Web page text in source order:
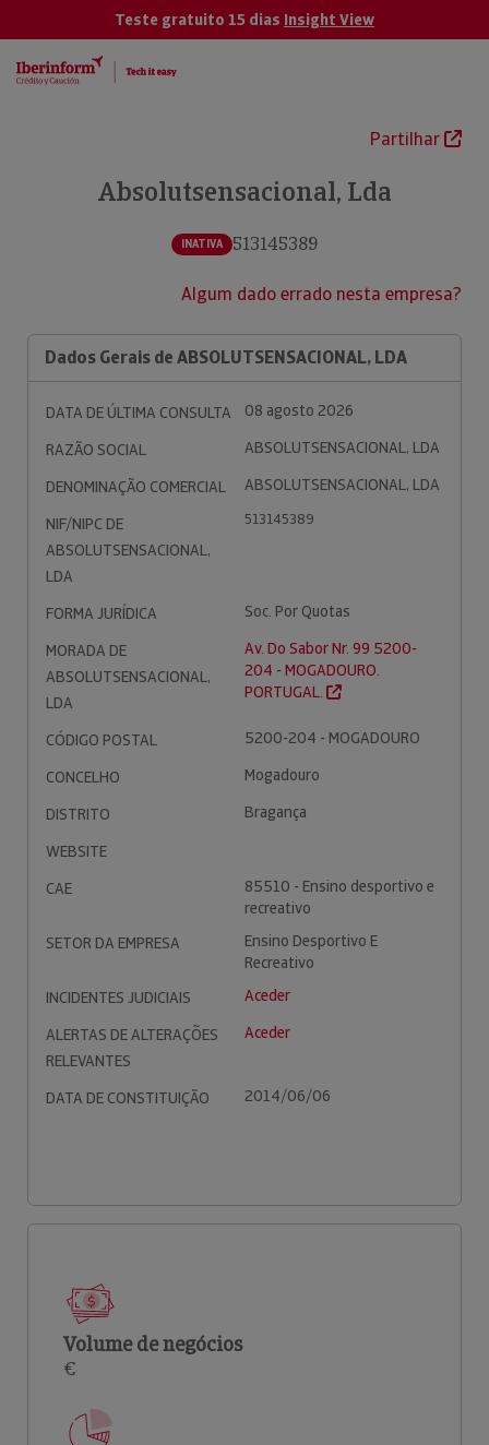
Teste gratuito 15 dias Insight View
Partilhar
Absolutsensacional, Lda
INATIVA 513145389
Algum dado errado nesta empresa?
Dados Gerais de ABSOLUTSENSACIONAL, LDA
DATA DE ÚLTIMA CONSULTA
08 agosto 2026
RAZÃO SOCIAL
ABSOLUTSENSACIONAL, LDA
DENOMINAÇÃO COMERCIAL
ABSOLUTSENSACIONAL, LDA
NIF/NIPC DE
ABSOLUTSENSACIONAL,
LDA
513145389
FORMA JURÍDICA
Soc. Por Quotas
MORADA DE
ABSOLUTSENSACIONAL,
LDA
Av. Do Sabor Nr. 99 5200-
204 - MOGADOURO.
PORTUGAL.
CÓDIGO POSTAL
5200-204 - MOGADOURO
CONCELHO
Mogadouro
DISTRITO
Bragança
WEBSITE
CAE
85510 - Ensino desportivo e
recreativo
SETOR DA EMPRESA
Ensino Desportivo E
Recreativo
INCIDENTES JUDICIAIS
Aceder
ALERTAS DE ALTERAÇÕES
RELEVANTES
Aceder
DATA DE CONSTITUIÇÃO 2014/06/06
Volume de negócios
€